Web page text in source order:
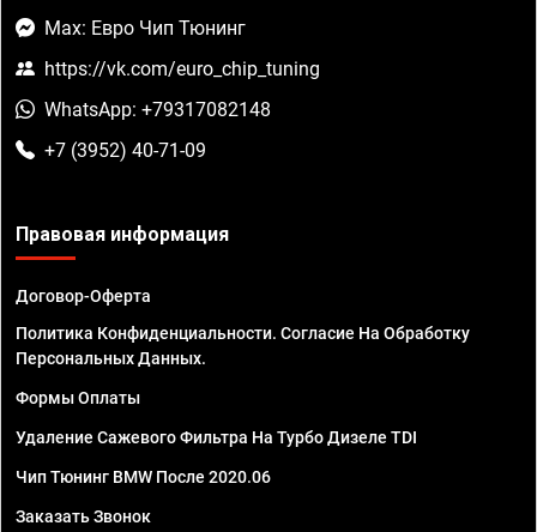
Max: Евро Чип Тюнинг
https://vk.com/euro_chip_tuning
WhatsApp: +79317082148
+7 (3952) 40-71-09
Правовая информация
Договор-Оферта
Политика Конфиденциальности. Согласие На Обработку
Персональных Данных.
Формы Оплаты
Удаление Сажевого Фильтра На Турбо Дизеле TDI
Чип Тюнинг BMW После 2020.06
Заказать Звонок